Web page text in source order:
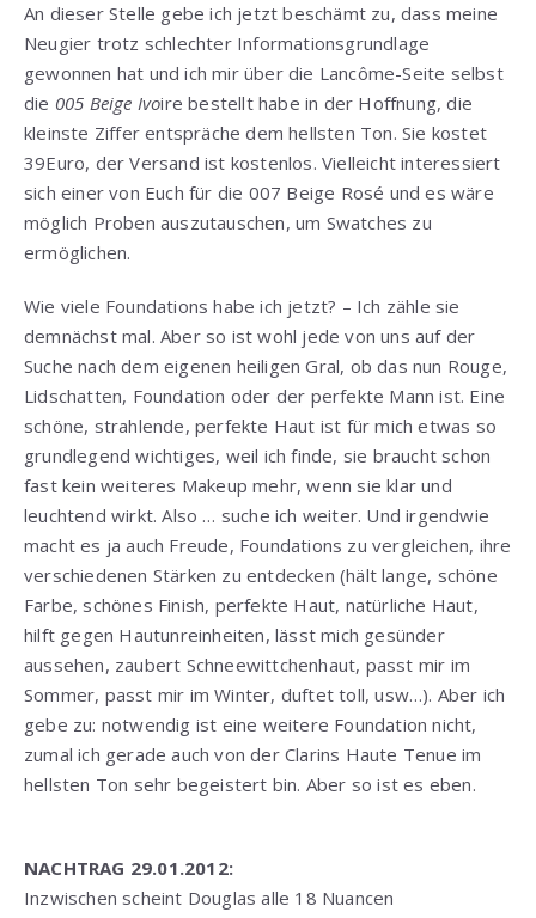
An dieser Stelle gebe ich jetzt beschämt zu, dass meine
Neugier trotz schlechter Informationsgrundlage
gewonnen hat und ich mir über die Lancôme-Seite selbst
die 005 Beige Ivoire bestellt habe in der Hoffnung, die
kleinste Ziffer entspräche dem hellsten Ton. Sie kostet
39Euro, der Versand ist kostenlos. Vielleicht interessiert
sich einer von Euch für die 007 Beige Rosé und es wäre
möglich Proben auszutauschen, um Swatches zu
ermöglichen.
Wie viele Foundations habe ich jetzt? – Ich zähle sie
demnächst mal. Aber so ist wohl jede von uns auf der
Suche nach dem eigenen heiligen Gral, ob das nun Rouge,
Lidschatten, Foundation oder der perfekte Mann ist. Eine
schöne, strahlende, perfekte Haut ist für mich etwas so
grundlegend wichtiges, weil ich finde, sie braucht schon
fast kein weiteres Makeup mehr, wenn sie klar und
leuchtend wirkt. Also … suche ich weiter. Und irgendwie
macht es ja auch Freude, Foundations zu vergleichen, ihre
verschiedenen Stärken zu entdecken (hält lange, schöne
Farbe, schönes Finish, perfekte Haut, natürliche Haut,
hilft gegen Hautunreinheiten, lässt mich gesünder
aussehen, zaubert Schneewittchenhaut, passt mir im
Sommer, passt mir im Winter, duftet toll, usw…). Aber ich
gebe zu: notwendig ist eine weitere Foundation nicht,
zumal ich gerade auch von der Clarins Haute Tenue im
hellsten Ton sehr begeistert bin. Aber so ist es eben.
NACHTRAG 29.01.2012:
Inzwischen scheint Douglas alle 18 Nuancen